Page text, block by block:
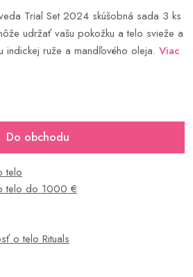
Trial Set 2024 skúšobná sada 3 ks
udržať vašu pokožku a telo svieže a
indickej ruže a mandľového oleja. Viac
Do obchodu
telo
telo do 1000 €
o telo Rituals